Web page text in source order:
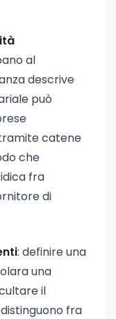
al
descrive
può
catene
che
fra
di
: definire una
una
il
fra